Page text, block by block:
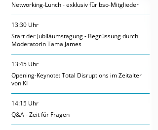
Networking-Lunch - exklusiv für bso-Mitglieder
13:30 Uhr
Start der Jubiläumstagung - Begrüssung durch
Moderatorin Tama James
13:45 Uhr
Opening-Keynote: Total Disruptions im Zeitalter
von KI
14:15 Uhr
Q&A - Zeit für Fragen